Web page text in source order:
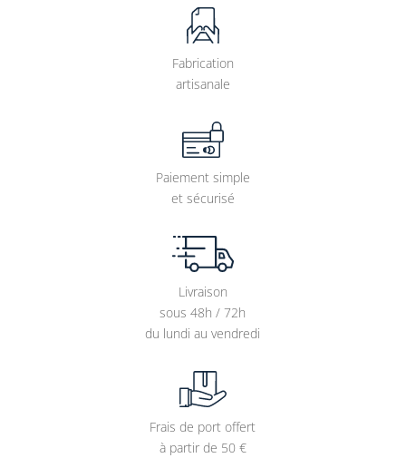
Fabrication
artisanale
Paiement simple
et sécurisé
Livraison
sous 48h / 72h
du lundi au vendredi
Frais de port offert
à partir de 50 €